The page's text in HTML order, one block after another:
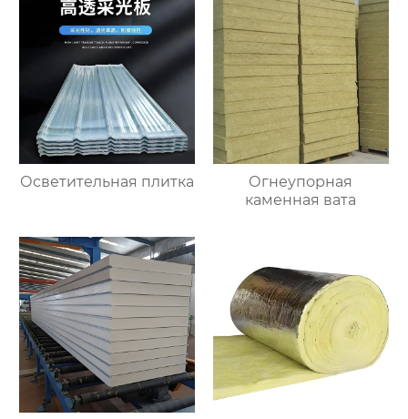
Осветительная плитка
Огнеупорная
каменная вата